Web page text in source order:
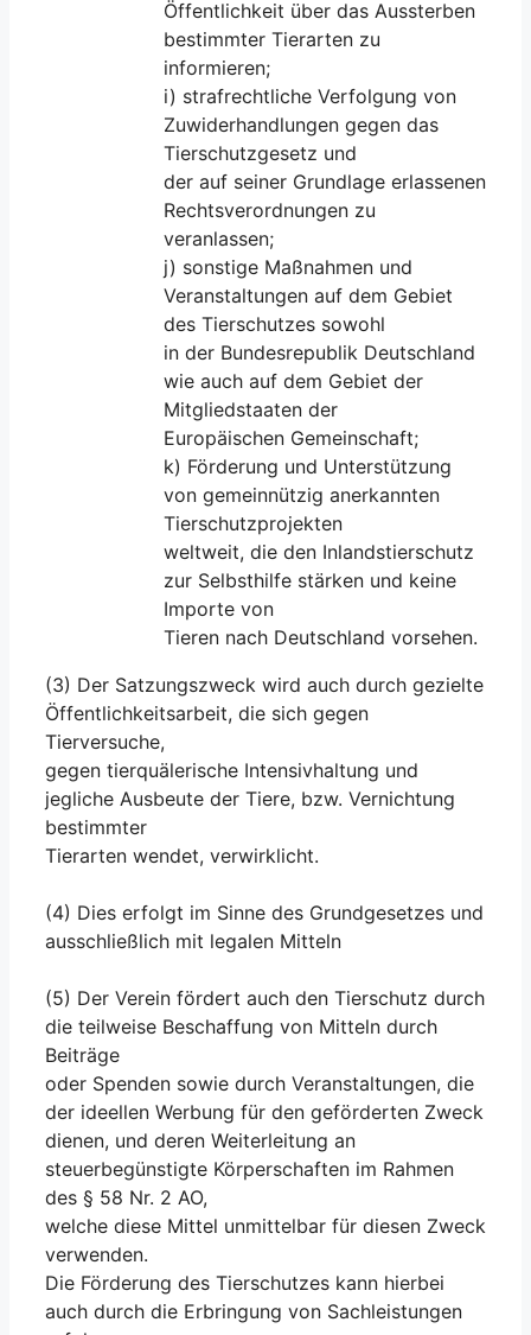
Öffentlichkeit über das Aussterben
bestimmter Tierarten zu
informieren;
i) strafrechtliche Verfolgung von
Zuwiderhandlungen gegen das
Tierschutzgesetz und
der auf seiner Grundlage erlassenen
Rechtsverordnungen zu
veranlassen;
j) sonstige Maßnahmen und
Veranstaltungen auf dem Gebiet
des Tierschutzes sowohl
in der Bundesrepublik Deutschland
wie auch auf dem Gebiet der
Mitgliedstaaten der
Europäischen Gemeinschaft;
k) Förderung und Unterstützung
von gemeinnützig anerkannten
Tierschutzprojekten
weltweit, die den Inlandstierschutz
zur Selbsthilfe stärken und keine
Importe von
Tieren nach Deutschland vorsehen.
(3) Der Satzungszweck wird auch durch gezielte
Öffentlichkeitsarbeit, die sich gegen
Tierversuche,
gegen tierquälerische Intensivhaltung und
jegliche Ausbeute der Tiere, bzw. Vernichtung
bestimmter
Tierarten wendet, verwirklicht.
(4) Dies erfolgt im Sinne des Grundgesetzes und
ausschließlich mit legalen Mitteln
(5) Der Verein fördert auch den Tierschutz durch
die teilweise Beschaffung von Mitteln durch
Beiträge
oder Spenden sowie durch Veranstaltungen, die
der ideellen Werbung für den geförderten Zweck
dienen, und deren Weiterleitung an
steuerbegünstigte Körperschaften im Rahmen
des § 58 Nr. 2 AO,
welche diese Mittel unmittelbar für diesen Zweck
verwenden.
Die Förderung des Tierschutzes kann hierbei
auch durch die Erbringung von Sachleistungen